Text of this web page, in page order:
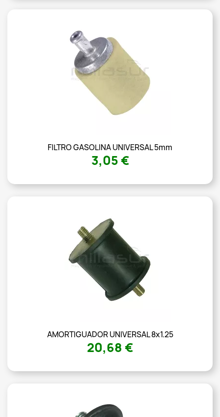
FILTRO GASOLINA UNIVERSAL 5mm
3,05 €
AMORTIGUADOR UNIVERSAL 8x1.25
20,68 €